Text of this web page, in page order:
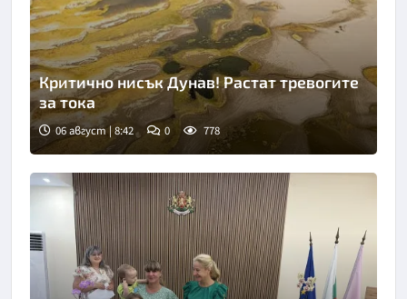
Снимка: goggle
Критично нисък Дунав! Растат тревогите
за тока
06 август | 8:42 0 778